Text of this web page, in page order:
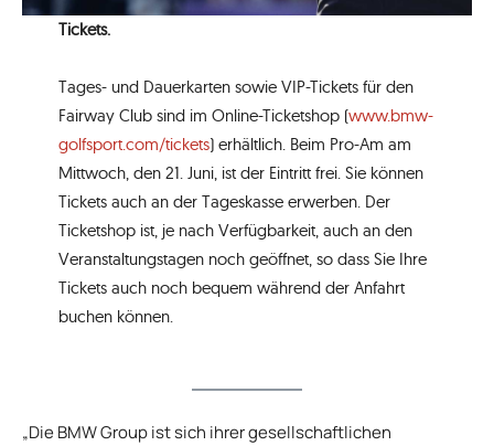
Tickets.
Tages- und Dauerkarten sowie VIP-Tickets für den
Fairway Club sind im Online-Ticketshop (www.bmw-
golfsport.com/tickets) erhältlich. Beim Pro-Am am
Mittwoch, den 21. Juni, ist der Eintritt frei. Sie können
Tickets auch an der Tageskasse erwerben. Der
Ticketshop ist, je nach Verfügbarkeit, auch an den
Veranstaltungstagen noch geöffnet, so dass Sie Ihre
Tickets auch noch bequem während der Anfahrt
buchen können.
„Die BMW Group ist sich ihrer gesellschaftlichen